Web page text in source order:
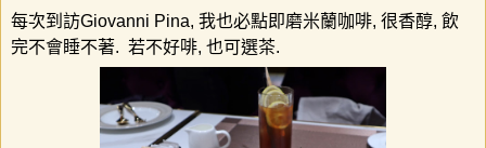
每次到訪Giovanni Pina, 我也必點即磨米蘭咖啡, 很香醇, 飲
完不會睡不著. 若不好啡, 也可選茶.